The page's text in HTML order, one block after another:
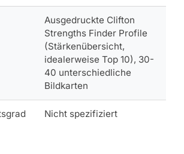
Ausgedruckte Clifton
Strengths Finder Profile
(Stärkenübersicht,
idealerweise Top 10), 30-
40 unterschiedliche
Bildkarten
Nicht spezifiziert